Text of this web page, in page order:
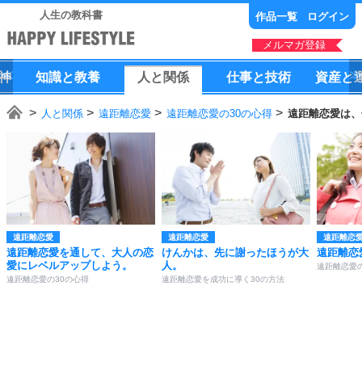
人生の教科書 作品一覧 ログイン
メルマガ登録
知識と教養 人 と 関係 仕事と技術 資産と
人と関係 遠距離恋愛 遠距離恋愛の30の心得 遠距離恋愛は
遠距離恋愛
遠距離恋愛を通して、大人の恋
愛にレベルアップしよう。
遠距離恋愛の30の心得
遠距離恋愛
けんかは、先に謝ったほうが大
人。
遠距離恋愛を成功に導く30の方法
遠距離恋
遠距離恋
遠距離恋愛